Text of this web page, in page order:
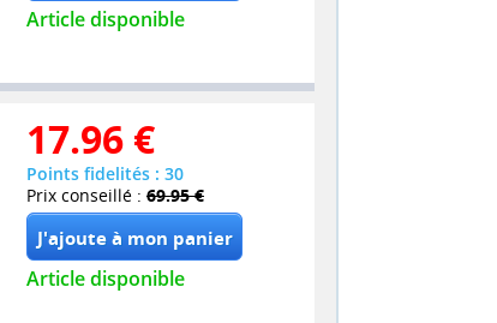
Article disponible
17.96 €
Points fidelités : 30
Prix conseillé : 69.95 €
Article disponible